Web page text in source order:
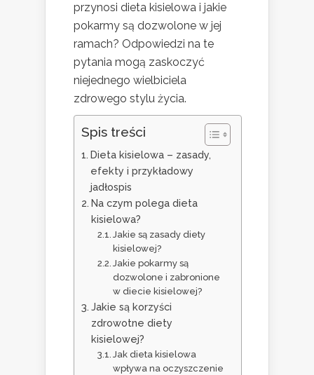
przynosi dieta kisielowa i jakie
pokarmy są dozwolone w jej
ramach? Odpowiedzi na te
pytania mogą zaskoczyć
niejednego wielbiciela
zdrowego stylu życia.
Spis treści
Dieta kisielowa – zasady,
efekty i przykładowy
jadłospis
Na czym polega dieta
kisielowa?
Jakie są zasady diety
kisielowej?
Jakie pokarmy są
dozwolone i zabronione
w diecie kisielowej?
Jakie są korzyści
zdrowotne diety
kisielowej?
Jak dieta kisielowa
wpływa na oczyszczenie